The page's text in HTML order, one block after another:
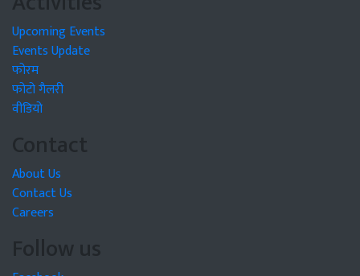
Upcoming Events
Events Update
फोरम
फोटो गैलरी
वीडियो
Contact
About Us
Contact Us
Careers
Follow us